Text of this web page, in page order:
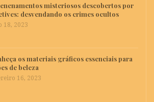
misteriosos descobertos por
desvendando os crimes ocultos
18, 2023
os materiais gráficos essenciais para
de beleza
16, 2023